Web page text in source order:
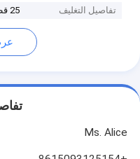
تفاصيل التغليف
25 قطعة/كرتون، 43*43*61 سم
Ms. Alice